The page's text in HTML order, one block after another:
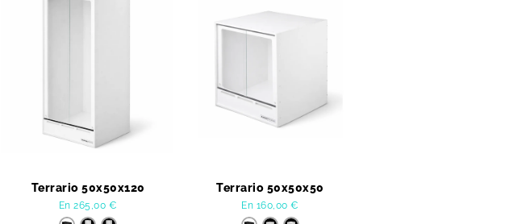
Terrario 50x50x120
En265,00 €
Terrario 50x50x50
En 160,00€